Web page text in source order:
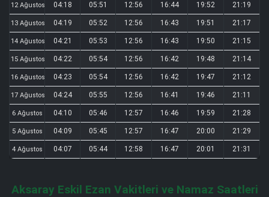
12 Ağustos 04:18 05:51 12:56 16:44 19:52 21:19
13 Ağustos 04:19 05:52 12:56 16:43 19:51 21:17
14 Ağustos 04:21 05:53 12:56 16:43 19:50 21:15
15 Ağustos 04:22 05:54 12:56 16:42 19:48 21:14
16 Ağustos 04:23 05:54 12:56 16:42 19:47 21:12
17 Ağustos 04:24 05:55 12:56 16:41 19:46 21:11
6 Ağustos 04:10 05:46 12:57 16:46 19:59 21:28
5 Ağustos 04:09 05:45 12:57 16:47 20:00 21:29
4 Ağustos 04:07 05:44 12:58 16:47 20:01 21:31
Aksaray Eskil Ezan Vakitleri ve Namaz Saatleri